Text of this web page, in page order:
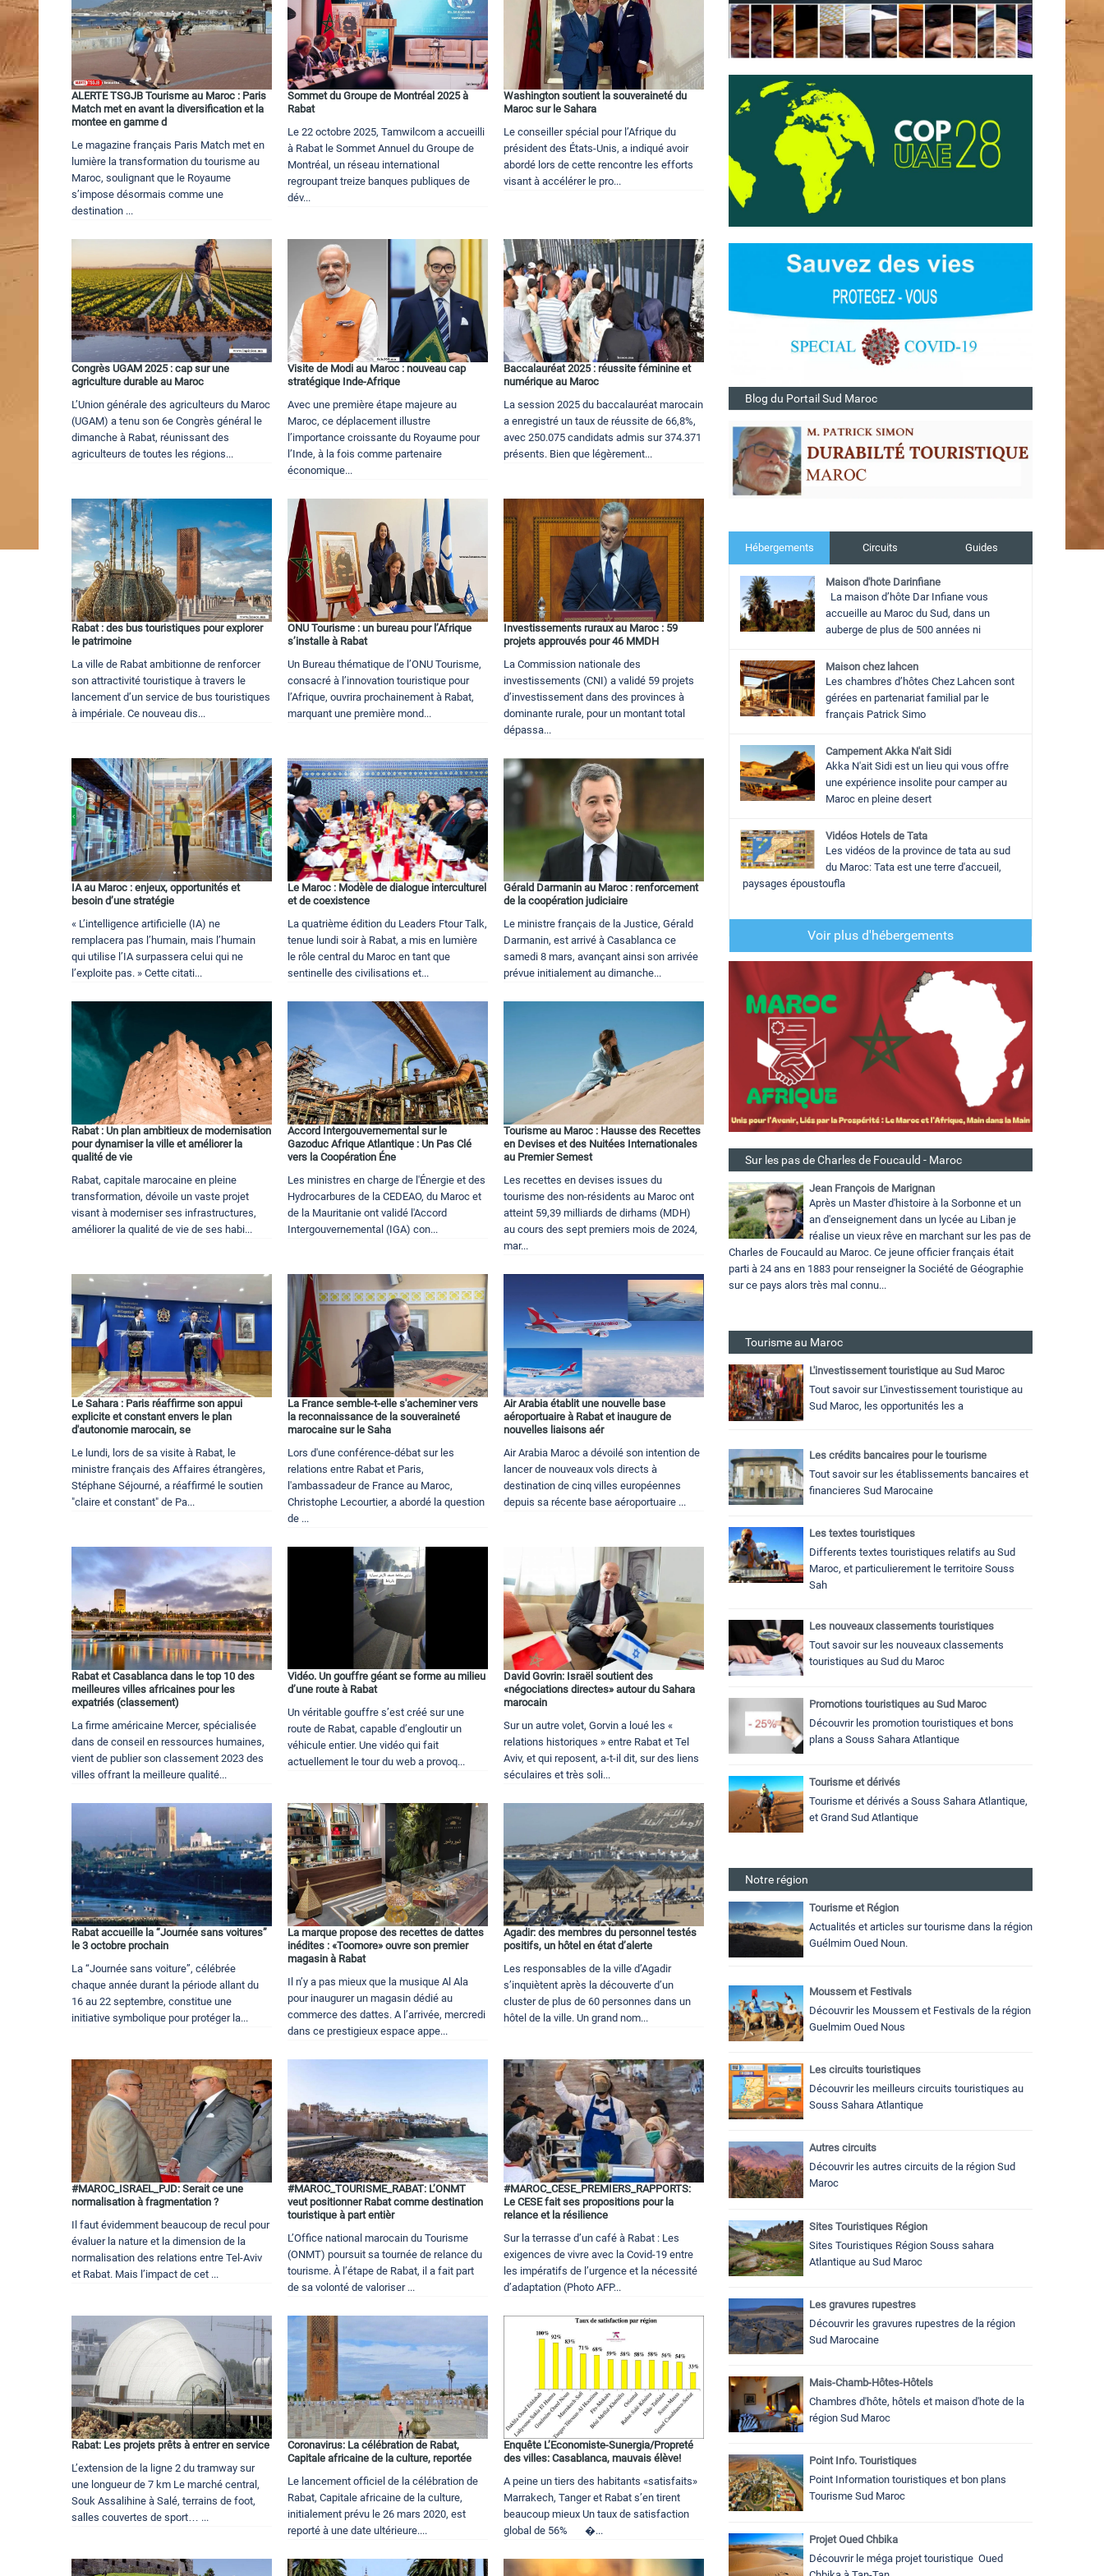
ALERTE TSGJB Tourisme au Maroc : Paris
Match met en avant la diversification et la
montee en gamme d
Le magazine français Paris Match met en
lumière la transformation du tourisme au
Maroc, soulignant que le Royaume
s’impose désormais comme une
destination ...
Sommet du Groupe de Montréal 2025 à
Rabat
Le 22 octobre 2025, Tamwilcom a accueilli
à Rabat le Sommet Annuel du Groupe de
Montréal, un réseau international
regroupant treize banques publiques de
dév...
Washington soutient la souveraineté du
Maroc sur le Sahara
Le conseiller spécial pour l’Afrique du
président des États-Unis, a indiqué avoir
abordé lors de cette rencontre les efforts
visant à accélérer le pro...
Congrès UGAM 2025 : cap sur une
agriculture durable au Maroc
L’Union générale des agriculteurs du Maroc
(UGAM) a tenu son 6e Congrès général le
dimanche à Rabat, réunissant des
agriculteurs de toutes les régions...
Visite de Modi au Maroc : nouveau cap
stratégique Inde-Afrique
Avec une première étape majeure au
Maroc, ce déplacement illustre
l’importance croissante du Royaume pour
l’Inde, à la fois comme partenaire
économique...
Baccalauréat 2025 : réussite féminine et
numérique au Maroc
La session 2025 du baccalauréat marocain
a enregistré un taux de réussite de 66,8%,
avec 250.075 candidats admis sur 374.371
présents. Bien que légèrement...
Rabat : des bus touristiques pour explorer
le patrimoine
La ville de Rabat ambitionne de renforcer
son attractivité touristique à travers le
lancement d’un service de bus touristiques
à impériale. Ce nouveau dis...
ONU Tourisme : un bureau pour l’Afrique
s’installe à Rabat
Un Bureau thématique de l’ONU Tourisme,
consacré à l’innovation touristique pour
l’Afrique, ouvrira prochainement à Rabat,
marquant une première mond...
Investissements ruraux au Maroc : 59
projets approuvés pour 46 MMDH
La Commission nationale des
investissements (CNI) a validé 59 projets
d’investissement dans des provinces à
dominante rurale, pour un montant total
dépassa...
IA au Maroc : enjeux, opportunités et
besoin d’une stratégie
« L’intelligence artificielle (IA) ne
remplacera pas l’humain, mais l’humain
qui utilise l’IA surpassera celui qui ne
l’exploite pas. » Cette citati...
Le Maroc : Modèle de dialogue interculturel
et de coexistence
La quatrième édition du Leaders Ftour Talk,
tenue lundi soir à Rabat, a mis en lumière
le rôle central du Maroc en tant que
sentinelle des civilisations et...
Gérald Darmanin au Maroc : renforcement
de la coopération judiciaire
Le ministre français de la Justice, Gérald
Darmanin, est arrivé à Casablanca ce
samedi 8 mars, avançant ainsi son arrivée
prévue initialement au dimanche...
Rabat : Un plan ambitieux de modernisation
pour dynamiser la ville et améliorer la
qualité de vie
Rabat, capitale marocaine en pleine
transformation, dévoile un vaste projet
visant à moderniser ses infrastructures,
améliorer la qualité de vie de ses habi...
Accord Intergouvernemental sur le
Gazoduc Afrique Atlantique : Un Pas Clé
vers la Coopération Éne
Les ministres en charge de l'Énergie et des
Hydrocarbures de la CEDEAO, du Maroc et
de la Mauritanie ont validé l'Accord
Intergouvernemental (IGA) con...
Tourisme au Maroc : Hausse des Recettes
en Devises et des Nuitées Internationales
au Premier Semest
Les recettes en devises issues du
tourisme des non-résidents au Maroc ont
atteint 59,39 milliards de dirhams (MDH)
au cours des sept premiers mois de 2024,
mar...
Le Sahara : Paris réaffirme son appui
explicite et constant envers le plan
d'autonomie marocain, se
Le lundi, lors de sa visite à Rabat, le
ministre français des Affaires étrangères,
Stéphane Séjourné, a réaffirmé le soutien
"claire et constant" de Pa...
La France semble-t-elle s'acheminer vers
la reconnaissance de la souveraineté
marocaine sur le Saha
Lors d'une conférence-débat sur les
relations entre Rabat et Paris,
l'ambassadeur de France au Maroc,
Christophe Lecourtier, a abordé la question
de ...
Air Arabia établit une nouvelle base
aéroportuaire à Rabat et inaugure de
nouvelles liaisons aér
Air Arabia Maroc a dévoilé son intention de
lancer de nouveaux vols directs à
destination de cinq villes européennes
depuis sa récente base aéroportuaire ...
Rabat et Casablanca dans le top 10 des
meilleures villes africaines pour les
expatriés (classement)
La firme américaine Mercer, spécialisée
dans de conseil en ressources humaines,
vient de publier son classement 2023 des
villes offrant la meilleure qualité...
Vidéo. Un gouffre géant se forme au milieu
d’une route à Rabat
Un véritable gouffre s’est créé sur une
route de Rabat, capable d’engloutir un
véhicule entier. Une vidéo qui fait
actuellement le tour du web a provoq...
David Govrin: Israël soutient des
«négociations directes» autour du Sahara
marocain
Sur un autre volet, Gorvin a loué les «
relations historiques » entre Rabat et Tel
Aviv, et qui reposent, a-t-il dit, sur des liens
séculaires et très soli...
Rabat accueille la “Journée sans voitures”
le 3 octobre prochain
La “Journée sans voiture”, célébrée
chaque année durant la période allant du
16 au 22 septembre, constitue une
initiative symbolique pour protéger la...
La marque propose des recettes de dattes
inédites : «Toomore» ouvre son premier
magasin à Rabat
Il n’y a pas mieux que la musique Al Ala
pour inaugurer un magasin dédié au
commerce des dattes. A l’arrivée, mercredi
dans ce prestigieux espace appe...
Agadir: des membres du personnel testés
positifs, un hôtel en état d’alerte
Les responsables de la ville d’Agadir
s’inquiètent après la découverte d’un
cluster de plus de 60 personnes dans un
hôtel de la ville. Un grand nom...
#MAROC_ISRAEL_PJD: Serait ce une
normalisation à fragmentation ?
Il faut évidemment beaucoup de recul pour
évaluer la nature et la dimension de la
normalisation des relations entre Tel-Aviv
et Rabat. Mais l’impact de cet ...
#MAROC_TOURISME_RABAT: L’ONMT
veut positionner Rabat comme destination
touristique à part entièr
L’Office national marocain du Tourisme
(ONMT) poursuit sa tournée de relance du
tourisme. À l’étape de Rabat, il a fait part
de sa volonté de valoriser ...
#MAROC_CESE_PREMIERS_RAPPORTS:
Le CESE fait ses propositions pour la
relance et la résilience
Sur la terrasse d’un café à Rabat : Les
exigences de vivre avec la Covid-19 entre
les impératifs de l’urgence et la nécessité
d’adaptation (Photo AFP...
Rabat: Les projets prêts à entrer en service
L’extension de la ligne 2 du tramway sur
une longueur de 7 km Le marché central,
Souk Assalihine à Salé, terrains de foot,
salles couvertes de sport… ...
Coronavirus: La célébration de Rabat,
Capitale africaine de la culture, reportée
Le lancement officiel de la célébration de
Rabat, Capitale africaine de la culture,
initialement prévu le 26 mars 2020, est
reporté à une date ultérieure....
Enquête L’Economiste-Sunergia/Propreté
des villes: Casablanca, mauvais élève!
A peine un tiers des habitants «satisfaits»
Marrakech, Tanger et Rabat s’en tirent
beaucoup mieux Un taux de satisfaction
global de 56% �...
Blog du Portail Sud Maroc
Hébergements Circuits Guides
Maison d'hote Darinfiane
La maison d’hôte Dar Infiane vous
accueille au Maroc du Sud, dans un
auberge de plus de 500 années ni
Maison chez lahcen
Les chambres d’hôtes Chez Lahcen sont
gérées en partenariat familial par le
français Patrick Simo
Campement Akka N'ait Sidi
Akka N'ait Sidi est un lieu qui vous offre
une expérience insolite pour camper au
Maroc en pleine desert
Vidéos Hotels de Tata
Les vidéos de la province de tata au sud
du Maroc: Tata est une terre d'accueil,
paysages époustoufla
Voir plus d'hébergements
Sur les pas de Charles de Foucauld - Maroc
Jean François de Marignan
Après un Master d'histoire à la Sorbonne et un
an d'enseignement dans un lycée au Liban je
réalise un vieux rêve en marchant sur les pas de
Charles de Foucauld au Maroc. Ce jeune officier français était
parti à 24 ans en 1883 pour renseigner la Société de Géographie
sur ce pays alors très mal connu...
Tourisme au Maroc
L'investissement touristique au Sud Maroc
Tout savoir sur L'investissement touristique au
Sud Maroc, les opportunités les a
Les crédits bancaires pour le tourisme
Tout savoir sur les établissements bancaires et
financieres Sud Marocaine
Les textes touristiques
Differents textes touristiques relatifs au Sud
Maroc, et particulierement le territoire Souss
Sah
Les nouveaux classements touristiques
Tout savoir sur les nouveaux classements
touristiques au Sud du Maroc
Promotions touristiques au Sud Maroc
Découvrir les promotion touristiques et bons
plans a Souss Sahara Atlantique
Tourisme et dérivés
Tourisme et dérivés a Souss Sahara Atlantique,
et Grand Sud Atlantique
Notre région
Tourisme et Région
Actualités et articles sur tourisme dans la région
Guélmim Oued Noun.
Moussem et Festivals
Découvrir les Moussem et Festivals de la région
Guelmim Oued Nous
Les circuits touristiques
Découvrir les meilleurs circuits touristiques au
Souss Sahara Atlantique
Autres circuits
Découvrir les autres circuits de la région Sud
Maroc
Sites Touristiques Région
Sites Touristiques Région Souss sahara
Atlantique au Sud Maroc
Les gravures rupestres
Découvrir les gravures rupestres de la région
Sud Marocaine
Mais-Chamb-Hôtes-Hôtels
Chambres d'hôte, hôtels et maison d'hote de la
région Sud Maroc
Point Info. Touristiques
Point Information touristiques et bon plans
Tourisme Sud Maroc
Projet Oued Chbika
Découvrir le méga projet touristique Oued